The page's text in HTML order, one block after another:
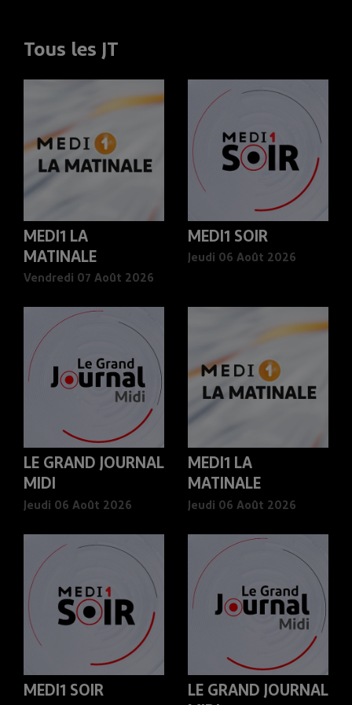
Tous les JT
MEDI1 LA
MATINALE
Vendredi 07 Août 2026
MEDI1 SOIR
Jeudi 06 Août 2026
LE GRAND JOURNAL
MIDI
Jeudi 06 Août 2026
MEDI1 LA
MATINALE
Jeudi 06 Août 2026
MEDI1 SOIR
LE GRAND JOURNAL